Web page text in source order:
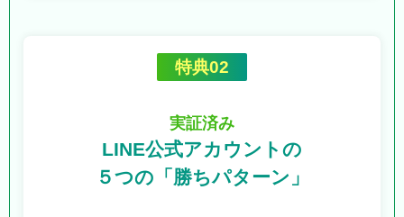
特典02
実証済み
LINE公式アカウントの
５つの「勝ちパターン」